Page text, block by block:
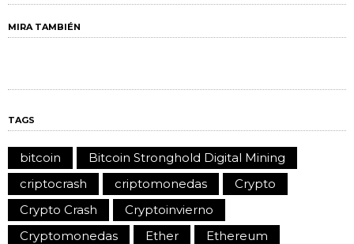
MIRA TAMBIÉN
TAGS
bitcoin
Bitcoin Stronghold Digital Mining
criptocrash
criptomonedas
Crypto
Crypto Crash
Cryptoinvierno
Cryptomonedas
Ether
Ethereum